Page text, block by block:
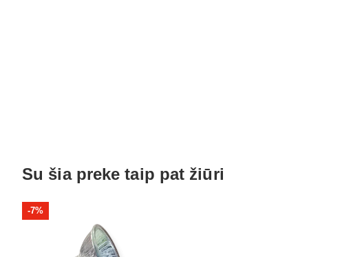
Su šia preke taip pat žiūri
-7%